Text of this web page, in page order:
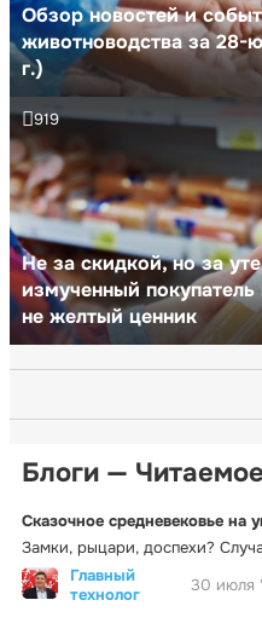
Обзор новостей и
животноводства за 28-
г.)
Не за скидкой, но за
измученный
не желтый ценник
919
Блоги — Читаемое
Сказочное средневековье на
Замки, рыцари, доспехи?
Главный
технолог
30 июля